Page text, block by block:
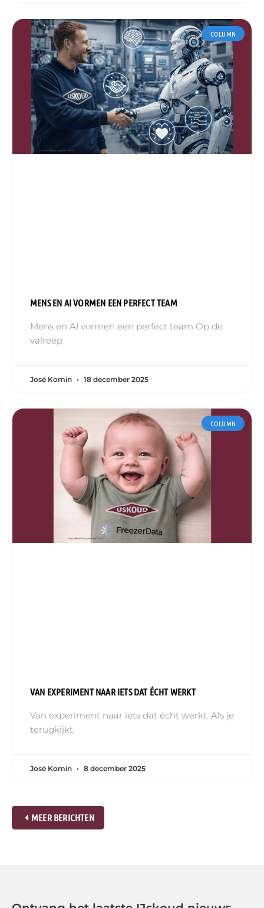
COLUMN
MENS EN AI VORMEN EEN PERFECT TEAM
Mens en AI vormen een perfect team Op de
valreep
José Komin 18 december 2025
COLUMN
VAN EXPERIMENT NAAR IETS DAT ÉCHT WERKT
Van experiment naar iets dat écht werkt. Als je
terugkijkt,
José Komin 8 december 2025
MEER BERICHTEN